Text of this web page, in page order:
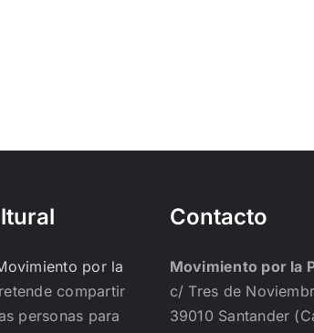
por la
compartir
personas para
Contacto
Movimiento por la
c/ Tres de
39010 Santander